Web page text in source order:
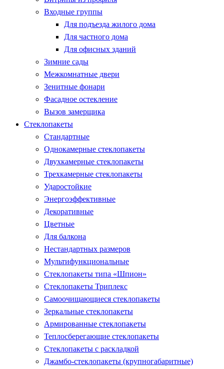
Входные группы
Для подъезда жилого дома
Для частного дома
Для офисных зданий
Зимние сады
Межкомнатные двери
Зенитные фонари
Фасадное остекление
Вызов замерщика
Стеклопакеты
Стандартные
Однокамерные стеклопакеты
Двухкамерные стеклопакеты
Трехкамерные стеклопакеты
Ударостойкие
Энергоэффективные
Декоративные
Цветные
Для балкона
Нестандартных размеров
Мультифункциональные
Стеклопакеты типа «Шпион»
Стеклопакеты Триплекс
Самоочищающиеся стеклопакеты
Зеркальные стеклопакеты
Армированные стеклопакеты
Теплосберегающие стеклопакеты
Стеклопакеты с раскладкой
Джамбо-стеклопакеты (крупногабаритные)